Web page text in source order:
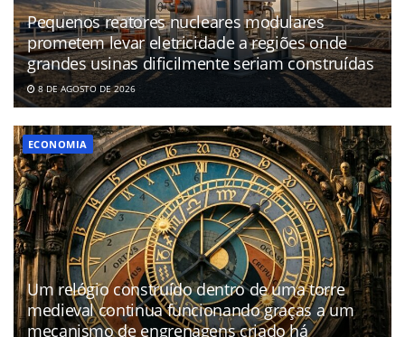
Pequenos reatores nucleares modulares
prometem levar eletricidade a regiões onde
grandes usinas dificilmente seriam construídas
8 DE AGOSTO DE 2026
ECONOMIA
Um relógio construído dentro de uma torre
medieval continua funcionando graças a um
mecanismo de engrenagens criado há